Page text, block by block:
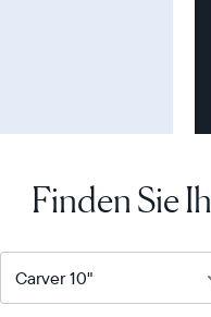
Finden Sie